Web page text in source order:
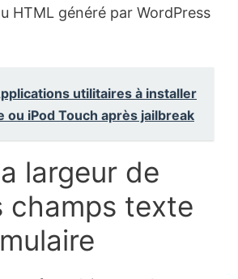
HTML généré par WordPress
utilitaires à installer
ou iPod Touch après jailbreak
largeur de
champs texte